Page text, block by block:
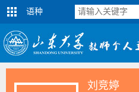
语种
刘竞婷